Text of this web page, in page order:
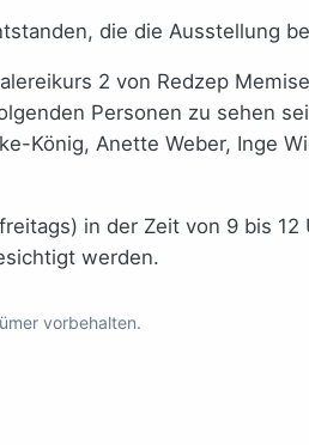
die die Ausstellung
2 von Redzep
Personen zu sehen
König, Anette Weber, Inge
in der Zeit von 9 bis
werden.
vorbehalten.